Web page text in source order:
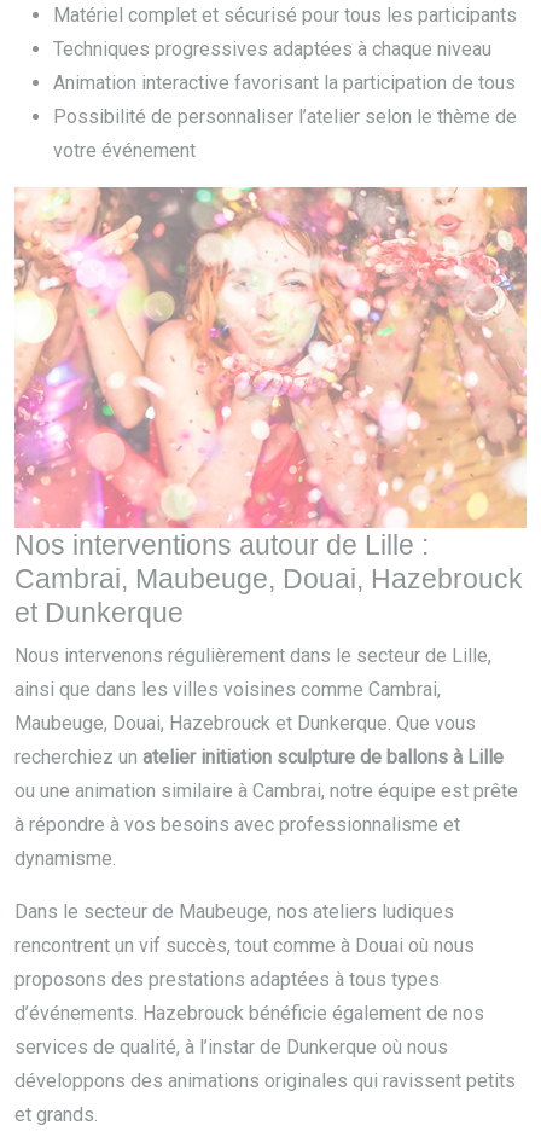
Matériel complet et sécurisé pour tous les participants
Techniques progressives adaptées à chaque niveau
Animation interactive favorisant la participation de tous
Possibilité de personnaliser l’atelier selon le thème de
votre événement
Nos interventions autour de Lille :
Cambrai, Maubeuge, Douai, Hazebrouck
et Dunkerque
Nous intervenons régulièrement dans le secteur de Lille,
ainsi que dans les villes voisines comme Cambrai,
Maubeuge, Douai, Hazebrouck et Dunkerque. Que vous
recherchiez un atelier initiation sculpture de ballons à Lille
ou une animation similaire à Cambrai, notre équipe est prête
à répondre à vos besoins avec professionnalisme et
dynamisme.
Dans le secteur de Maubeuge, nos ateliers ludiques
rencontrent un vif succès, tout comme à Douai où nous
proposons des prestations adaptées à tous types
d’événements. Hazebrouck bénéficie également de nos
services de qualité, à l’instar de Dunkerque où nous
développons des animations originales qui ravissent petits
et grands.